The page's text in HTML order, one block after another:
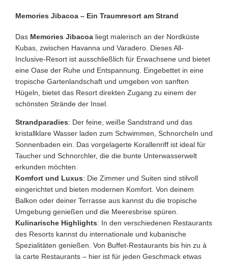
Memories Jibacoa – Ein Traumresort am Strand
Das Memories Jibacoa liegt malerisch an der Nordküste
Kubas, zwischen Havanna und Varadero. Dieses All-
Inclusive-Resort ist ausschließlich für Erwachsene und bietet
eine Oase der Ruhe und Entspannung. Eingebettet in eine
tropische Gartenlandschaft und umgeben von sanften
Hügeln, bietet das Resort direkten Zugang zu einem der
schönsten Strände der Insel.
Strandparadies: Der feine, weiße Sandstrand und das
kristallklare Wasser laden zum Schwimmen, Schnorcheln und
Sonnenbaden ein. Das vorgelagerte Korallenriff ist ideal für
Taucher und Schnorchler, die die bunte Unterwasserwelt
erkunden möchten.
Komfort und Luxus: Die Zimmer und Suiten sind stilvoll
eingerichtet und bieten modernen Komfort. Von deinem
Balkon oder deiner Terrasse aus kannst du die tropische
Umgebung genießen und die Meeresbrise spüren.
Kulinarische Highlights: In den verschiedenen Restaurants
des Resorts kannst du internationale und kubanische
Spezialitäten genießen. Von Buffet-Restaurants bis hin zu à
la carte Restaurants – hier ist für jeden Geschmack etwas